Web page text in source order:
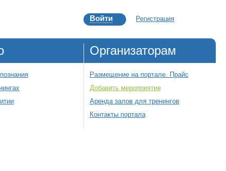
Войти Регистрация
Организаторам
Размещение на портале. Прайс
Добавить мероприятие
Аренда залов для тренингов
Контакты портала